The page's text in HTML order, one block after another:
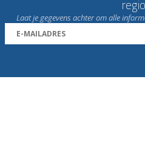
Laat je gegevens achter om alle
Word nu lid van
en geniet iedere week van het